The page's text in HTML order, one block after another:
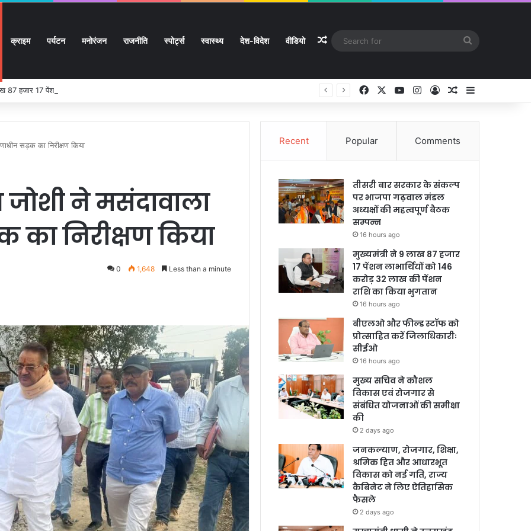
क्राइम पर्यटन मनोरंजन राजनीति स्पोर्ट्स स्वास्थ्य देश-विदेश वीडियो Random Article
87 हजार 17 पेंशन लाभार्थियों को 146 करोड़ 32 लाख की पेंशन राशि का किया भुगतान Facebook YouTubeInstagram
Log InRandom Article
सड़क का निरीक्षण किया
ने मसंदावाला
का निरीक्षण किया
0 1,648 Less than a minute
Recent Popular Comments
तीसरी बार सरकार के संकल्प
पर भाजपा गढ़वाल मंडल
अध्यक्षों की महत्वपूर्ण बैठक
सम्पन्न
16 hours ago
मुख्यमंत्री ने 9 लाख 87 हजार
17 पेंशन लाभार्थियों को 146
करोड़ 32 लाख की पेंशन
राशि का किया भुगतान
16 hours ago
बीएलओ और फील्ड स्टॉफ को
प्रोत्साहित करें जिलाधिकारीः
सीईओ
16 hours ago
मुख्य सचिव ने कौशल
विकास एवं रोजगार से
संबंधित योजनाओं की समीक्षा
की
2 days ago
जनकल्याण, रोजगार, शिक्षा,
श्रमिक हित और आधारभूत
विकास को नई गति, राज्य
कैबिनेट ने लिए ऐतिहासिक
फैसले
2 days ago